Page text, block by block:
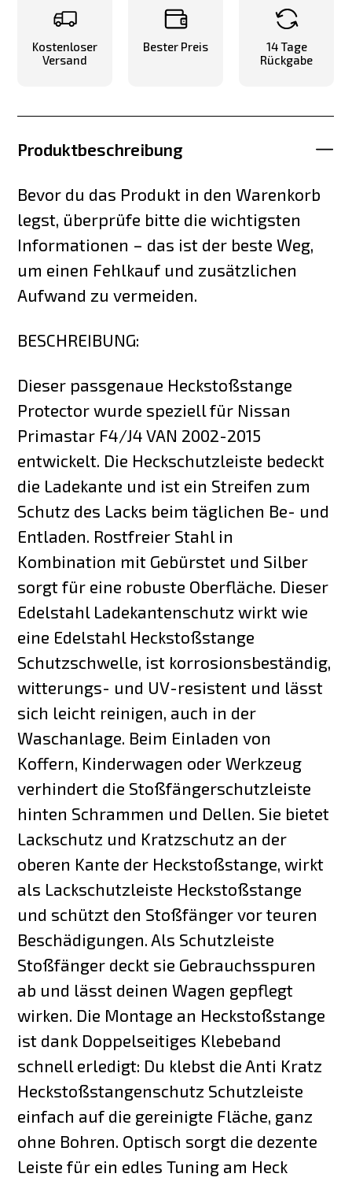
Kostenloser
Versand
Bester Preis
14 Tage
Rückgabe
Produktbeschreibung
Bevor du das Produkt in den Warenkorb
legst, überprüfe bitte die wichtigsten
Informationen – das ist der beste Weg,
um einen Fehlkauf und zusätzlichen
Aufwand zu vermeiden.
BESCHREIBUNG:
Dieser passgenaue Heckstoßstange
Protector wurde speziell für Nissan
Primastar F4/J4 VAN 2002-2015
entwickelt. Die Heckschutzleiste bedeckt
die Ladekante und ist ein Streifen zum
Schutz des Lacks beim täglichen Be- und
Entladen. Rostfreier Stahl in
Kombination mit Gebürstet und Silber
sorgt für eine robuste Oberfläche. Dieser
Edelstahl Ladekantenschutz wirkt wie
eine Edelstahl Heckstoßstange
Schutzschwelle, ist korrosionsbeständig,
witterungs- und UV-resistent und lässt
sich leicht reinigen, auch in der
Waschanlage. Beim Einladen von
Koffern, Kinderwagen oder Werkzeug
verhindert die Stoßfängerschutzleiste
hinten Schrammen und Dellen. Sie bietet
Lackschutz und Kratzschutz an der
oberen Kante der Heckstoßstange, wirkt
als Lackschutzleiste Heckstoßstange
und schützt den Stoßfänger vor teuren
Beschädigungen. Als Schutzleiste
Stoßfänger deckt sie Gebrauchsspuren
ab und lässt deinen Wagen gepflegt
wirken. Die Montage an Heckstoßstange
ist dank Doppelseitiges Klebeband
schnell erledigt: Du klebst die Anti Kratz
Heckstoßstangenschutz Schutzleiste
einfach auf die gereinigte Fläche, ganz
ohne Bohren. Optisch sorgt die dezente
Leiste für ein edles Tuning am Heck